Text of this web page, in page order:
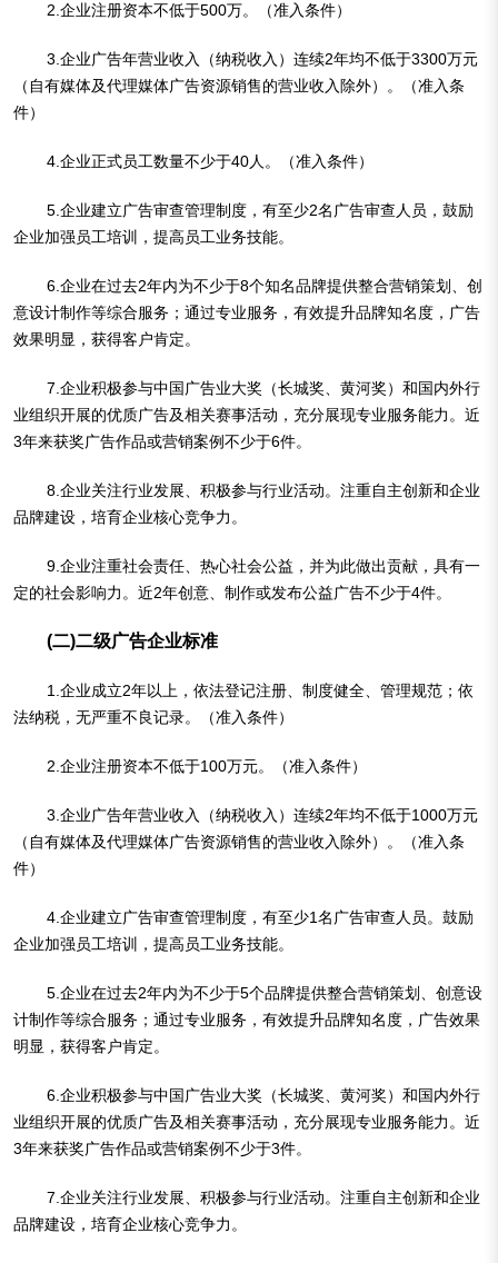
2.企业注册资本不低于500万。（准入条件）
3.企业广告年营业收入（纳税收入）连续2年均不低于3300万元
（自有媒体及代理媒体广告资源销售的营业收入除外）。（准入条
件）
4.企业正式员工数量不少于40人。（准入条件）
5.企业建立广告审查管理制度，有至少2名广告审查人员，鼓励
企业加强员工培训，提高员工业务技能。
6.企业在过去2年内为不少于8个知名品牌提供整合营销策划、创
意设计制作等综合服务；通过专业服务，有效提升品牌知名度，广告
效果明显，获得客户肯定。
7.企业积极参与中国广告业大奖（长城奖、黄河奖）和国内外行
业组织开展的优质广告及相关赛事活动，充分展现专业服务能力。近
3年来获奖广告作品或营销案例不少于6件。
8.企业关注行业发展、积极参与行业活动。注重自主创新和企业
品牌建设，培育企业核心竞争力。
9.企业注重社会责任、热心社会公益，并为此做出贡献，具有一
定的社会影响力。近2年创意、制作或发布公益广告不少于4件。
(二)二级广告企业标准
1.企业成立2年以上，依法登记注册、制度健全、管理规范；依
法纳税，无严重不良记录。（准入条件）
2.企业注册资本不低于100万元。（准入条件）
3.企业广告年营业收入（纳税收入）连续2年均不低于1000万元
（自有媒体及代理媒体广告资源销售的营业收入除外）。（准入条
件）
4.企业建立广告审查管理制度，有至少1名广告审查人员。鼓励
企业加强员工培训，提高员工业务技能。
5.企业在过去2年内为不少于5个品牌提供整合营销策划、创意设
计制作等综合服务；通过专业服务，有效提升品牌知名度，广告效果
明显，获得客户肯定。
6.企业积极参与中国广告业大奖（长城奖、黄河奖）和国内外行
业组织开展的优质广告及相关赛事活动，充分展现专业服务能力。近
3年来获奖广告作品或营销案例不少于3件。
7.企业关注行业发展、积极参与行业活动。注重自主创新和企业
品牌建设，培育企业核心竞争力。